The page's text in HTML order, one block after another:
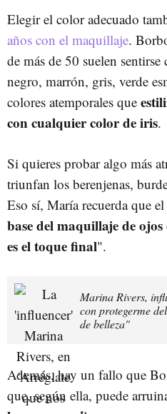
Elegir el color adecuado
años con el maquillaje.
de más de 50 suelen
negro, marrón, gris, verde
colores atemporales que
con cualquier color de iris.
Si quieres probar algo más
triunfan los berenjenas,
Eso sí, María recuerda que el
base del maquillaje de
es el toque final".
Marina Rivers,
con protegerme
de belleza"
Además, hay un fallo que
que, según ella, puede